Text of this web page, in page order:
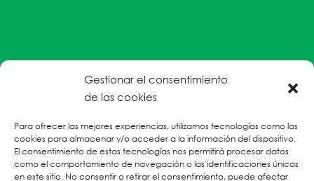
Gestionar el consentimiento
de las cookies
Para ofrecer las mejores experiencias, utilizamos tecnologías como las
cookies para almacenar y/o acceder a la información del dispositivo.
El consentimiento de estas tecnologías nos permitirá procesar datos
como el comportamiento de navegación o las identificaciones únicas
en este sitio. No consentir o retirar el consentimiento, puede afectar
#EnColectiva estamos comprometidas con la
parte del personal humanitario hacia personas
refugiadas, migrantes desplazadas internas y/o
victimas sobrevivientes de Violencias Basadas en